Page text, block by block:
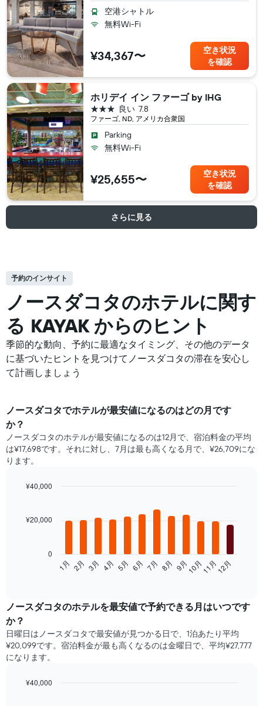
空港シャトル
無料Wi-Fi
¥34,367〜
空き状況
を確認
ホリデイ イン ファーゴ by IHG
ファーゴ, ND, アメリカ合衆国
7.8
良い
3つ星
Parking
無料Wi-Fi
¥25,655〜
空き状況
を確認
さらに見る
予約のインサイト
ノースダコタの​ホテルに関す
る KAYAK からのヒント
季節的な動向、予約に最適なタイミング、その他のデータ
に基づいたヒントを見つけてノースダコタの滞在を安心し
て計画しましょう
ノースダコタ​で​ホテル​が最安値になるのはどの月です
か？
ノースダコタのホテルが最安値になるのは12月で、宿泊料金の平均
は¥17,698です。それに対し、7月は最も高くなる月で、¥26,709にな
ります。
with
月
ご
と
の
客
室
平
1月 2月 3月 4月 5月 6月 7月 8月 9月10月11月12月
0
¥20,000
¥40,000
ノースダコタ​の​ホテルを最安値で予約できる月はいつです
か？
日曜日はノースダコタで​最安値が見つかる日で、1泊あたり平均
¥20,099です。宿泊料金が最も高くなるのは金曜日で、平均¥27,777
になります。
¥40,000